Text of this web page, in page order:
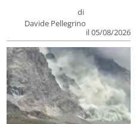
di
Davide Pellegrino
il 05/08/2026